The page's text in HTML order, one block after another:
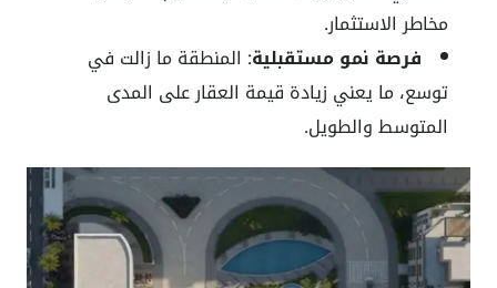
مخاطر الاستثمار.
فرصة نمو مستقبلية: المنطقة ما زالت في
توسع، ما يعني زيادة قيمة العقار على المدى
المتوسط والطويل.